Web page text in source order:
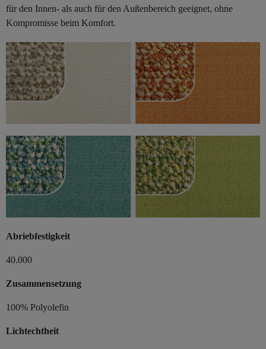
für den Innen- als auch für den Außenbereich geeignet, ohne
Kompromisse beim Komfort.
Abriebfestigkeit
40.000
Zusammensetzung
100% Polyolefin
Lichtechtheit